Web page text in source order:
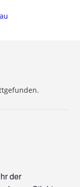
der